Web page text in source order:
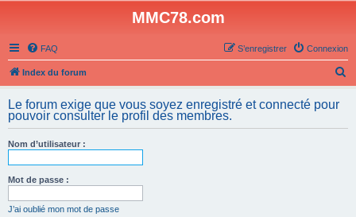
MMC78.com
FAQ Connexion
S’enregistrer
Index du forum
h
Le forum exige que vous soyez enregistré et connecté pour
pouvoir consulter le profil des membres.
Nom d’utilisateur :
Mot de passe :
J’ai oublié mon mot de passe